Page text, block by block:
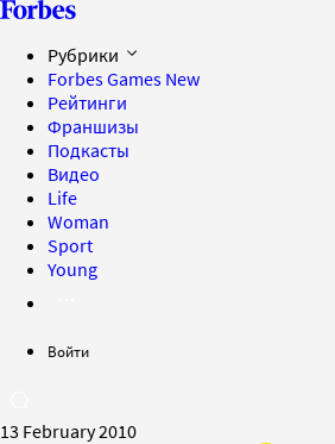
Рубрики
Forbes Games New
Рейтинги
Франшизы
Подкасты
Видео
Life
Woman
Sport
Young
Войти
13 February 2010